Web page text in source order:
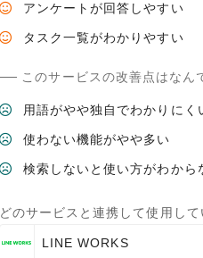
アンケートが回答しやすい
タスク一覧がわかりやすい
このサービスの改善点はなん
用語がやや独自でわかりにく
使わない機能がやや多い
検索しないと使い方がわから
どのサービスと連携して使用して
LINE WORKS